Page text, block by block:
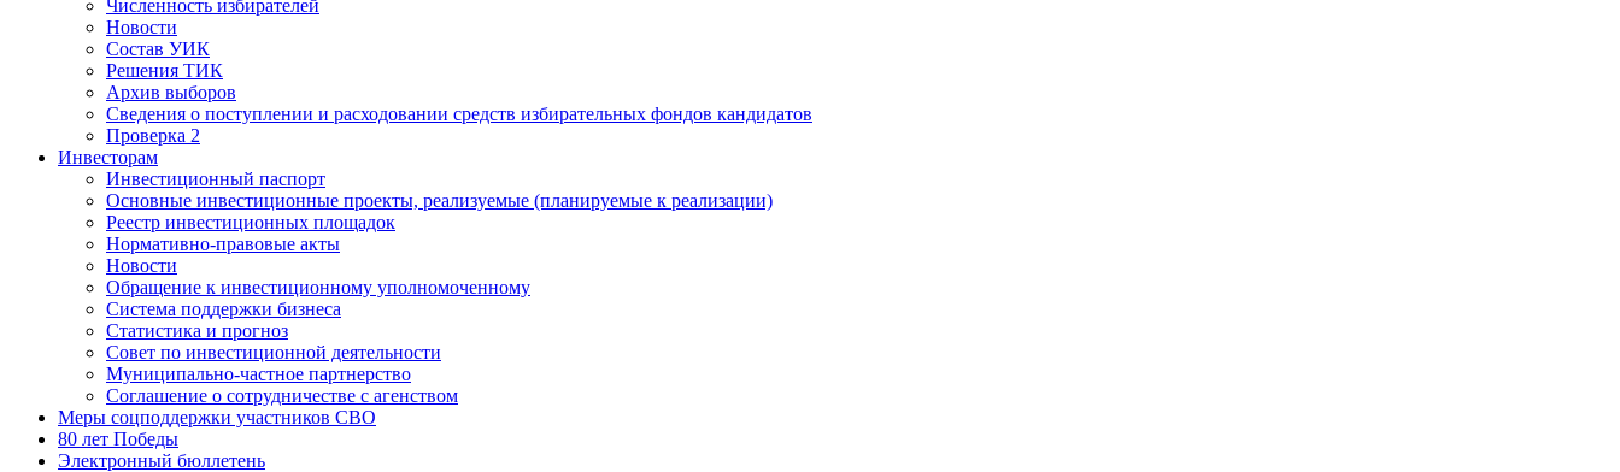
Численность избирателей
Новости
Состав УИК
Решения ТИК
Архив выборов
Сведения о поступлении и расходовании средств избирательных фондов кандидатов
Проверка 2
Инвесторам
Инвестиционный паспорт
Основные инвестиционные проекты, реализуемые (планируемые к реализации)
Реестр инвестиционных площадок
Нормативно-правовые акты
Новости
Обращение к инвестиционному уполномоченному
Система поддержки бизнеса
Статистика и прогноз
Совет по инвестиционной деятельности
Муниципально-частное партнерство
Соглашение о сотрудничестве с агенством
Меры соцподдержки участников СВО
80 лет Победы
Электронный бюллетень